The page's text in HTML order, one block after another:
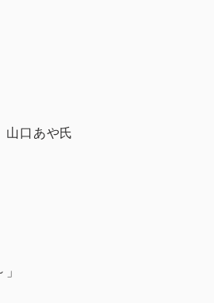
口あや氏